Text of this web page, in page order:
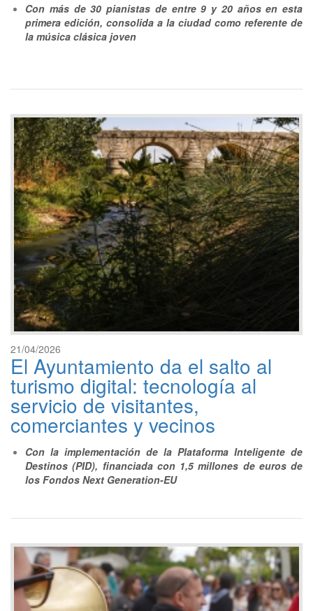
Con más de 30 pianistas de entre 9 y 20 años en esta
primera edición, consolida a la ciudad como referente de
la música clásica joven
21/04/2026
El Ayuntamiento da el salto al
turismo digital: tecnología al
servicio de visitantes,
comerciantes y vecinos
Con la implementación de la Plataforma Inteligente de
Destinos (PID), financiada con 1,5 millones de euros de
los Fondos Next Generation-EU